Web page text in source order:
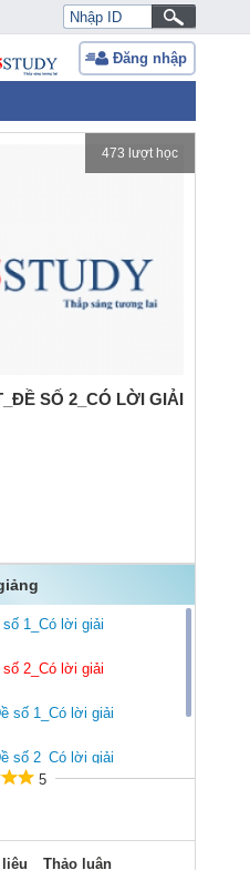
Đăng nhập
473 lượt học
SỐ 2_CÓ LỜI GIẢI
1_Có lời giải
2_Có lời giải
số 1_Có lời giải
số 2_Có lời giải
5
Thảo luận